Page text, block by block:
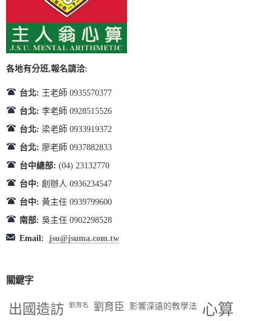
各地有分班,報名請洽:
台北: 王老師 0935570377
台北: 李老師 0928515526
台北: 梁老師 0933919372
台北: 廖老師 0937882833
台中總部: (04) 23132770
台中: 創辦人 0936234547
台中: 黃主任 0939799600
南部: 吳主任 0902298528
Email: jsu@jsuma.com.tw
關鍵字
出國造訪 劉育名 劉育臣 影響深遠的教學法 心算